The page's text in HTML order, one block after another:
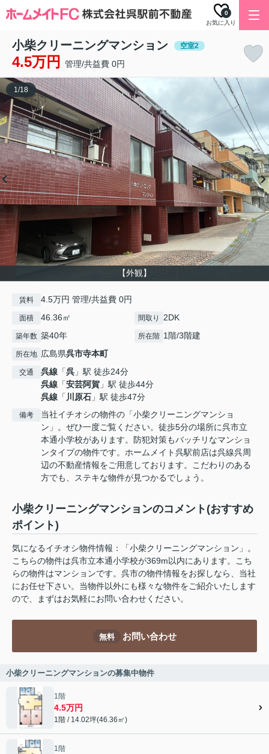
お気に入り
0
小柴クリーニングマンション 空室2
4.5万円 管理/共益費 0円
【外観】
1/18
賃料 4.5万円 管理/共益費 0円
面積 46.36㎡ 間取り 2DK
築年数 築40年 所在階 1階/3階建
所在地 広島県呉市寺本町
交通 呉線 「呉 」駅 徒歩24分
呉線 「安芸阿賀 」駅 徒歩44分
呉線 「 川原石 」駅 徒歩47分
備考
当社イチオシの物件の「小柴クリーニングマンショ
ン」。ぜひ一度ご覧ください。徒歩5分の場所に呉市立
本通小学校があります。防犯対策もバッチリなマンショ
ンタイプの物件です。ホームメイト呉駅前店は呉線呉周
辺の不動産情報をご用意しております。こだわりのある
方でも、ステキな物件が見つかるでしょう。
小柴クリーニングマンションのコメント(おすすめ
ポイント)
気になるイチオシ物件情報：「小柴クリーニングマンション」。
こちらの物件は呉市立本通小学校が369m以内にあります。こち
らの物件はマンションです。呉市の物件情報をお探しなら、当社
にお任せ下さい。当物件以外にも様々な物件をご紹介いたします
ので、まずはお気軽にお問い合わせください。
無料 お問い合わせ
小柴クリーニングマンションの募集中物件
1階
4.5万円
1階 / 14.02坪(46.36㎡)
1階